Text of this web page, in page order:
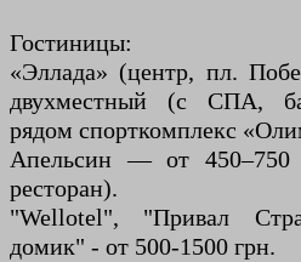
Гостиницы:
«Эллада» (центр, пл.
двухместный (с СПА,
рядом спорткомплекс
Апельсин — от 450–750
ресторан).
"Wellotel", "Привал
домик" - от 500-1500 грн.